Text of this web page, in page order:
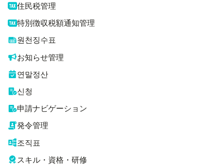
住民税管理
特別徴収税額通知管理
원천징수표
お知らせ管理
연말정산
신청
申請ナビゲーション
発令管理
조직표
スキル・資格・研修